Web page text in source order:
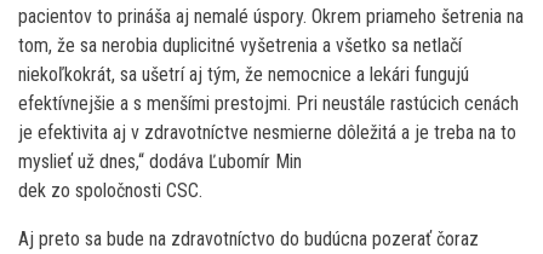
pacientov to prináša aj nemalé úspory. Okrem priameho šetrenia na
tom, že sa nerobia duplicitné vyšetrenia a všetko sa netlačí
niekoľkokrát, sa ušetrí aj tým, že nemocnice a lekári fungujú
efektívnejšie a s menšími prestojmi. Pri neustále rastúcich cenách
je efektivita aj v zdravotníctve nesmierne dôležitá a je treba na to
myslieť už dnes,“ dodáva Ľubomír Min
dek zo spoločnosti CSC.
Aj preto sa bude na zdravotníctvo do budúcna pozerať čoraz